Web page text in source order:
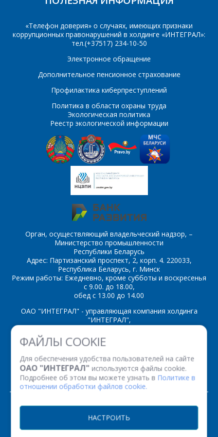
ФАЙЛЫ COOKIE
Для обеспечения удобства пользователей на сайте
ОАО "ИНТЕГРАЛ" используются файлы cookie.
Подробнее об этом вы можете узнать в Политике в
отношении обработки файлов cookie.
НАСТРОИТЬ
ПОИСК
«Телефон доверия» о случаях, имеющих признаки
коррупционных правонарушений в холдинге «ИНТЕГРАЛ»:
тел.(+37517) 234-10-50
Электронное обращение
Дополнительное пенсионное страхование
Профилактика киберпреступлений
Политика в области охраны труда
Экологическая политика
Реестр экологической информации
Орган, осуществляющий владельческий надзор, –
Министерство промышленности
Республики Беларусь
Адрес: Партизанский проспект, 2, корп. 4. 220033,
Республика Беларусь, г. Минск
Режим работы: Ежедневно, кроме субботы и воскресенья
с 9.00. до 18.00,
обед с 13.00 до 14.00
ОАО "ИНТЕГРАЛ" - управляющая компания холдинга
"ИНТЕГРАЛ",
ул. Казинца И.П., д.121А, комната 327, г. Минск, 220108,
Республика Беларусь
Факс: (+375 17) 338 12 94 УНП 100386629
Рег. номер 100386629 от 01.08.2013 г.
© 2026. Все права защищены.
Телефон*
E-mail*
Интересующий товар/
услуга, их количество
*
Комментарий*
*- обязательные
ОТПРАВИТЬ
Интересующий товар/
услуга
Сообщение*
Я согласен на
обработку
персональных данных*
*- обязательные
поля
ОТПРАВИТЬ